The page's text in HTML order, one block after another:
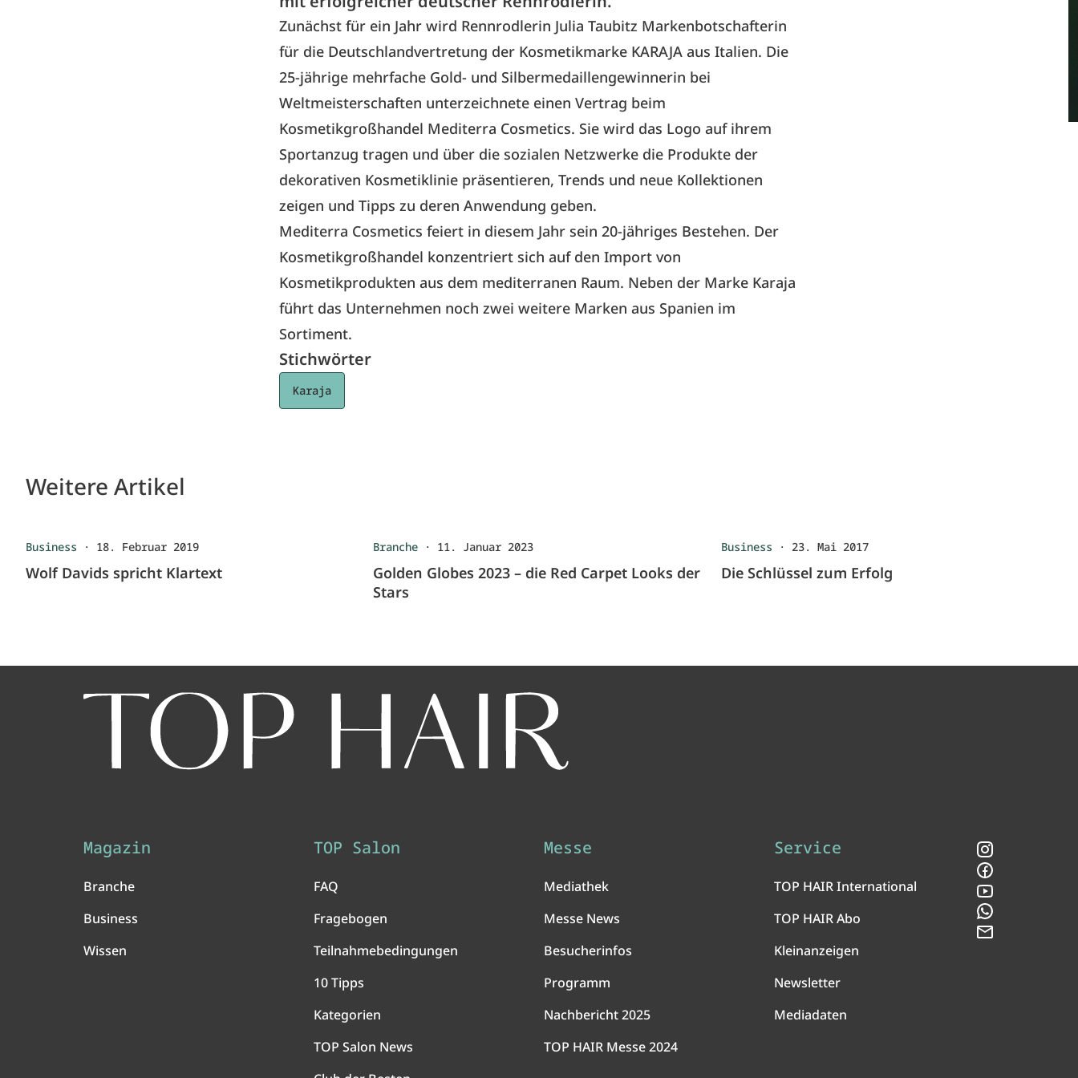
Zunächst für ein Jahr wird Rennrodlerin Julia Taubitz Markenbotschafterin
für die Deutschlandvertretung der Kosmetikmarke KARAJA aus Italien. Die
25-jährige mehrfache Gold- und Silbermedaillengewinnerin bei
Weltmeisterschaften unterzeichnete einen Vertrag beim
Kosmetikgroßhandel Mediterra Cosmetics. Sie wird das Logo auf ihrem
Sportanzug tragen und über die sozialen Netzwerke die Produkte der
dekorativen Kosmetiklinie präsentieren, Trends und neue Kollektionen
zeigen und Tipps zu deren Anwendung geben.
Mediterra Cosmetics feiert in diesem Jahr sein 20-jähriges Bestehen. Der
Kosmetikgroßhandel konzentriert sich auf den Import von
Kosmetikprodukten aus dem mediterranen Raum. Neben der Marke Karaja
führt das Unternehmen noch zwei weitere Marken aus Spanien im
Sortiment.
Stichwörter
Karaja
Weitere Artikel
Business · 18. Februar 2019
Wolf Davids spricht Klartext
Branche · 11. Januar 2023
Golden Globes 2023 – die Red Carpet Looks der
Stars
Business · 23. Mai 2017
Die Schlüssel zum Erfolg
Magazin
Branche
Business
Wissen
TOP Salon
FAQ
Fragebogen
Teilnahmebedingungen
10 Tipps
Kategorien
TOP Salon News
Messe
Mediathek
Messe News
Besucherinfos
Programm
Nachbericht 2025
TOP HAIR Messe 2024
Service
TOP HAIR International
TOP HAIR Abo
Kleinanzeigen
Newsletter
Mediadaten